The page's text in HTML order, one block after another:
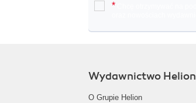
*
Wydawnictwo Helion
O Grupie Helion